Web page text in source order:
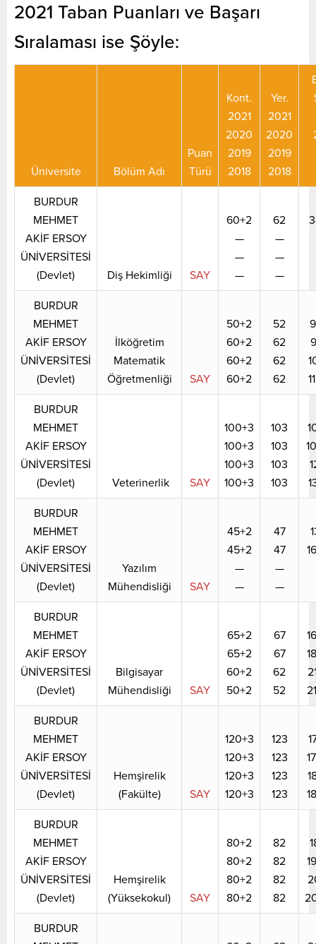
2021 Taban Puanları ve Başarı
Sıralaması ise Şöyle:
Üniversite Bölüm Adı
Puan
Türü
Kont.
2021
2020
2019
2018
Yer.
2021
2020
2019
2018
BURDUR
MEHMET
AKİF ERSOY
ÜNİVERSİTESİ
(Devlet)
Diş Hekimliği SAY
60+2
—
—
—
62
—
—
—
BURDUR
MEHMET
AKİF ERSOY
ÜNİVERSİTESİ
(Devlet)
İlköğretim
Matematik
Öğretmenliği
SAY
50+2
60+2
60+2
60+2
52
62
62
62
BURDUR
MEHMET
AKİF ERSOY
ÜNİVERSİTESİ
(Devlet)
Veterinerlik SAY
100+3
100+3
100+3
100+3
103
103
103
103
BURDUR
MEHMET
AKİF ERSOY
ÜNİVERSİTESİ
(Devlet)
Yazılım
Mühendisliği
SAY
45+2
45+2
—
—
47
47
—
—
BURDUR
MEHMET
AKİF ERSOY
ÜNİVERSİTESİ
(Devlet)
Bilgisayar
Mühendisliği
SAY
65+2
65+2
60+2
50+2
67
67
62
52
BURDUR
MEHMET
AKİF ERSOY
ÜNİVERSİTESİ
(Devlet)
Hemşirelik
(Fakülte)
SAY
120+3
120+3
120+3
120+3
123
123
123
123
BURDUR
MEHMET
AKİF ERSOY
ÜNİVERSİTESİ
(Devlet)
Hemşirelik
(Yüksekokul)
SAY
80+2
80+2
80+2
80+2
82
82
82
82
BURDUR